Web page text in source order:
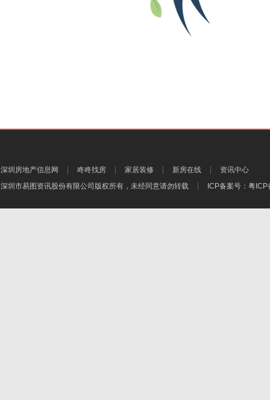
深圳房地产信息网 咚咚找房 家居装修 新房在线
资讯中心
深圳市易图资讯股份有限公司 版权所有，未经同意请勿转载 ICP备案号： 粤ICP